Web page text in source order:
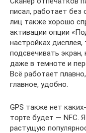
писал, работает без
лиц также хорошо
активации опции
настройках
подсвечивать
даже в темноте и
Всё работает
главное, удобно.
GPS также нет
торте будет — NFC.
растущую